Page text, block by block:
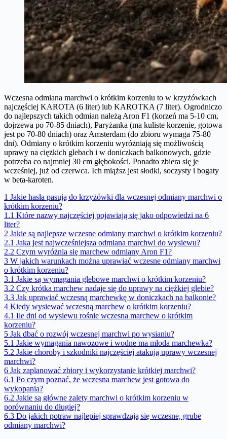
Wczesna odmiana marchwi o krótkim korzeniu to w krzyżówkach
najczęściej KAROTA (6 liter) lub KAROTKA (7 liter). Ogrodniczo
do najlepszych takich odmian należą Aron F1 (korzeń ma 5-10 cm,
dojrzewa po 70-85 dniach), Paryżanka (ma kuliste korzenie, gotowa
jest po 70-80 dniach) oraz Amsterdam (do zbioru wymaga 75-80
dni). Odmiany o krótkim korzeniu wyróżniają się możliwością
uprawy na ciężkich glebach i w doniczkach balkonowych, gdzie
potrzeba co najmniej 30 cm głębokości. Ponadto zbiera się je
wcześniej, już od czerwca. Ich miąższ jest słodki, soczysty i bogaty
w beta-karoten.
1 Jakie hasła pasują do krzyżówki dla wczesnej odmiany marchwi o
krótkim korzeniu?
1.1 Które nazwy najczęściej pojawiają się jako odpowiedzi na 6
liter?
2 Jakie są najlepsze wczesne odmiany marchwi o krótkim korzeniu?
2.1 Jaka jest najwcześniejsza odmiana marchwi do wysiewu?
2.2 Czym wyróżnia się marchew odmiany Aron F1?
3 W jakich warunkach można uprawiać wczesne odmiany marchwi
o krótkim korzeniu?
3.1 Jakie są wymagania glebowe marchwi o krótkim korzeniu?
3.2 Czy krótka marchew nadaje się do uprawy na ciężkiej glebie?
3.3 Jak uprawiać wczesną marchewkę w doniczkach na balkonie?
4 Kiedy wysiewać wczesną marchew o krótkim korzeniu?
4.1 Ile dni od wysiewu rośnie wczesna marchew o krótkim
korzeniu?
5 Jak dbać o rozwój wczesnej marchwi po wysianiu?
5.1 Jakie wymagania nawozowe i wodne ma młoda marchewka?
5.2 Jakie choroby i szkodniki najczęściej atakują uprawy wczesnej
marchwi?
6 Jak zaplanować zbiory i wykorzystanie krótkiej marchwi?
6.1 Po czym poznać, że wczesna marchew jest gotowa do
wykopania?
6.2 Jakie są główne zalety marchwi o krótkim korzeniu w
porównaniu do długiej?
6.3 Do jakich potraw najlepiej sprawdzają się wczesne, grube
odmiany marchwi?